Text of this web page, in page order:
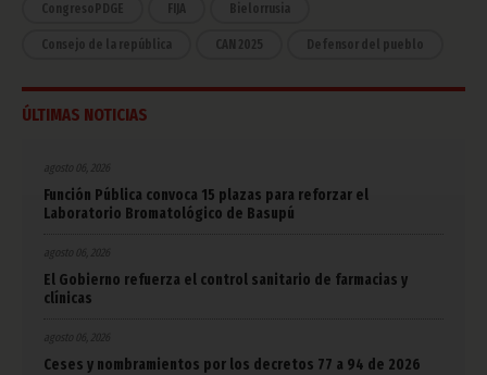
CongresoPDGE FIJA Bielorrusia
Consejo de la república CAN 2025 Defensor del pueblo
ÚLTIMAS NOTICIAS
agosto 06, 2026
Función Pública convoca 15 plazas para reforzar el
Laboratorio Bromatológico de Basupú
agosto 06, 2026
El Gobierno refuerza el control sanitario de farmacias y
clínicas
agosto 06, 2026
Ceses y nombramientos por los decretos 77 a 94 de 2026